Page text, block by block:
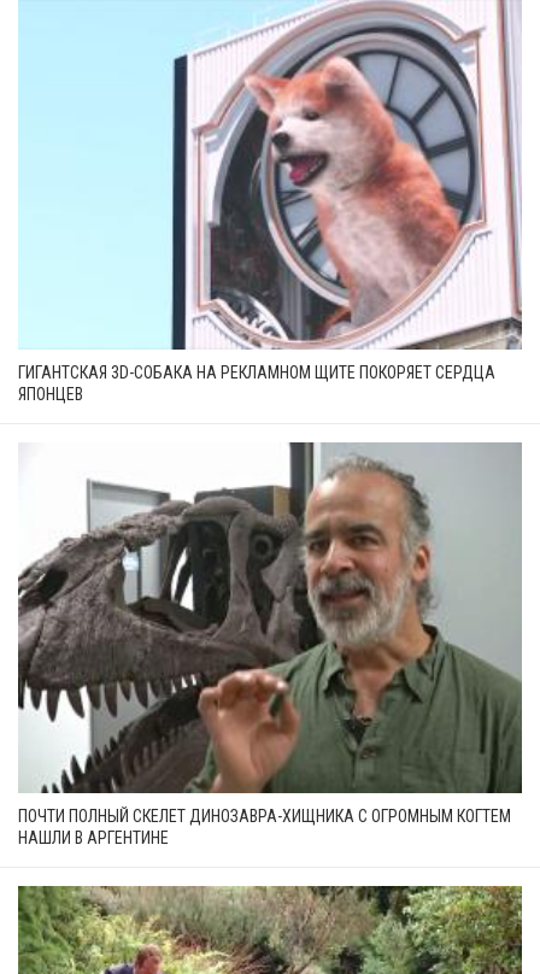
ГИГАНТСКАЯ 3D-СОБАКА НА РЕКЛАМНОМ ЩИТЕ ПОКОРЯЕТ СЕРДЦА
ЯПОНЦЕВ
ПОЧТИ ПОЛНЫЙ СКЕЛЕТ ДИНОЗАВРА-ХИЩНИКА С ОГРОМНЫМ КОГТЕМ
НАШЛИ В АРГЕНТИНЕ